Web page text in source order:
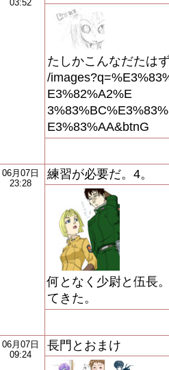
03:52
たしかこんなだたは
/
E3%82%A2%E
E3%83%AA&btnG
06月07日
23:28
練習が必要だ。4。
何となく少尉と伍長
てきた。
06月07日
09:24
長門とおまけ